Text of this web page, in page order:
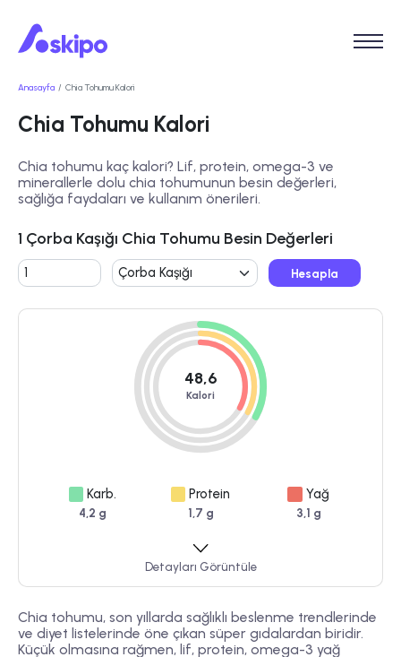
Anasayfa Chia Tohumu Kalori
Chia Tohumu Kalori
Chia tohumu kaç kalori? Lif, protein, omega-3 ve
minerallerle dolu chia tohumunun besin değerleri,
sağlığa faydaları ve kullanım önerileri.
1 Çorba Kaşığı Chia Tohumu Besin Değerleri
Hesapla
48,6
Kalori
Karb.
4,2 g
Protein
1,7 g
Yağ
3,1 g
Detayları Görüntüle
Chia tohumu, son yıllarda sağlıklı beslenme trendlerinde
ve diyet listelerinde öne çıkan süper gıdalardan biridir.
Küçük olmasına rağmen, lif, protein, omega-3 yağ